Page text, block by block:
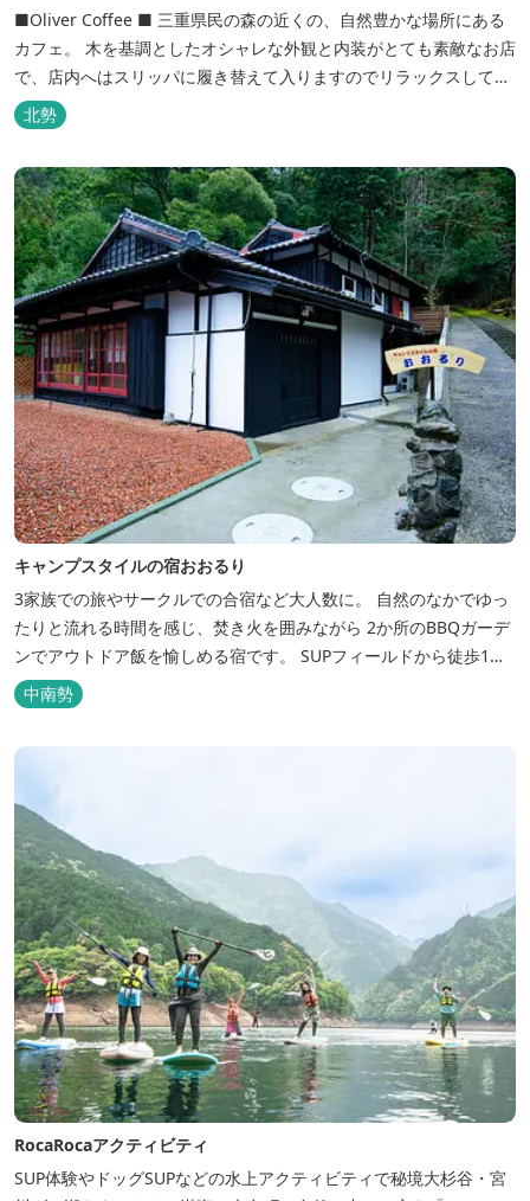
■Oliver Coffee ■ 三重県民の森の近くの、自然豊かな場所にある
カフェ。 木を基調としたオシャレな外観と内装がとても素敵なお店
で、店内へはスリッパに履き替えて入りますのでリラックスして食
事を楽しめます。 席は店内にテーブル席や円卓、外のテラス席など
があり、お子様連れでも入りやすく居心地がいいカフェです。 森の
北勢
キャンプスタイルの宿おおるり
3家族での旅やサークルでの合宿など大人数に。 自然のなかでゆっ
たりと流れる時間を感じ、焚き火を囲みながら 2か所のBBQガーデ
ンでアウトドア飯を愉しめる宿です。 SUPフィールドから徒歩1
分。絶景に囲まれた水上アクティビティも満喫したい方へ。
中南勢
RocaRocaアクティビティ
SUP体験やドッグSUPなどの水上アクティビティで秘境大杉谷・宮